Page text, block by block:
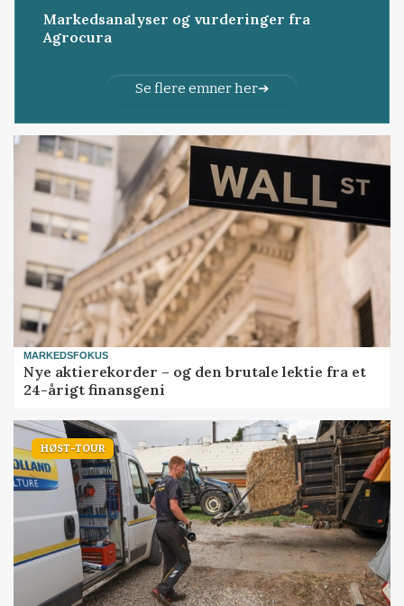
Markedsanalyser og vurderinger fra
Agrocura
Se flere emner her
MARKEDSFOKUS
Nye aktierekorder – og den brutale lektie fra et
24-årigt finansgeni
HØST-TOUR